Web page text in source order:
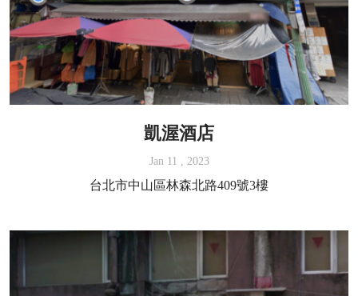
凱渥酒店
Jan 11 , 2023
台北市中山區林森北路409號3樓